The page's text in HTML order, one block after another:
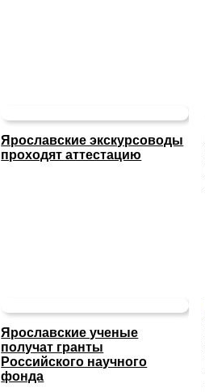
Ярославские экскурсоводы
проходят аттестацию
Ярославские ученые
получат гранты
Российского научного
фонда